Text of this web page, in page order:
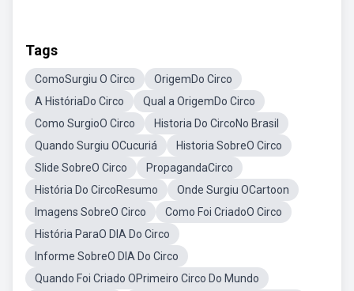
Tags
ComoSurgiu O Circo
OrigemDo Circo
A HistóriaDo Circo
Qual a OrigemDo Circo
Como SurgioO Circo
Historia Do CircoNo Brasil
Quando Surgiu OCucuriá
Historia SobreO Circo
Slide SobreO Circo
PropagandaCirco
História Do CircoResumo
Onde Surgiu OCartoon
Imagens SobreO Circo
Como Foi CriadoO Circo
História ParaO DIA Do Circo
Informe SobreO DIA Do Circo
Quando Foi Criado OPrimeiro Circo Do Mundo